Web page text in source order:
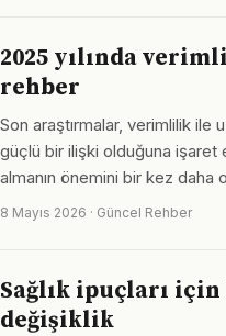
2025 yılında
rehber
Son araştırmalar, verimlilik ile
güçlü bir ilişki olduğuna
almanın önemini bir kez daha
8 Mayıs 2026 · Güncel Rehber
Sağlık ipuçları
değişiklik